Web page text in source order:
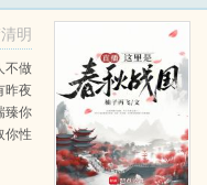
明
不做
昨夜
臻你
你性